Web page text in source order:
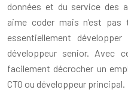
données et du service des
aime coder mais n’est
essentiellement
développeur senior. Avec
facilement décrocher un
CTO ou développeur principal.